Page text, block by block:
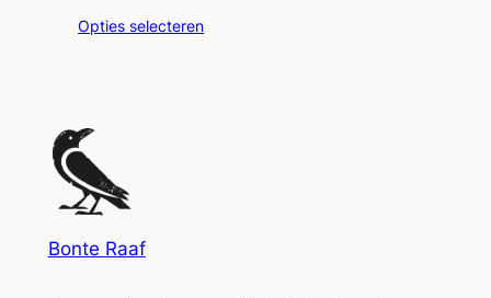
tot
Opties selecteren
Bonte Raaf